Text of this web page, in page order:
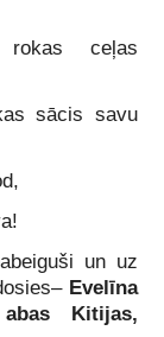
ceļas
sācis savu
un uz
Evelīna
Kitijas,